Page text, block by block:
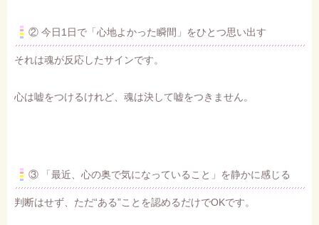
② 今日1日で「心地よかった瞬間」をひとつ思い出す
それは魂が反応したサインです。
心は嘘をつけるけれど、魂は決して嘘をつきません。
③ 「最近、心の奥で気になっていること」を静かに感じる
判断はせず、ただ“ある”ことを認めるだけでOKです。